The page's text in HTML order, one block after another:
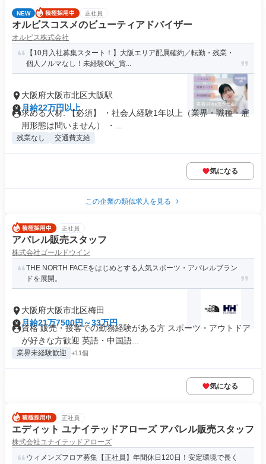
NEW 正社員
オルビスコスメのビューティアドバイザー
オルビス株式会社
【10月入社募集スタート！】大阪エリア配属確約／転勤・残業・
個人ノルマなし！未経験OK_賞...
大阪府大阪市北区大阪駅
月給22万円以上
求める人材: 【必須】 ・社会人経験1年以上（業界・職種・雇
用形態は問いません） ・...
残業なし 交通費支給
気になる
この企業の類似求人を見る
正社員
アパレル販売スタッフ
株式会社ゴールドウイン
THE NORTH FACEをはじめとする人気スポーツ・アパレルブラン
ドを展開。
大阪府大阪市北区梅田
月給21万7500円～33万円
資格 販売・接客での勤務経験がある方 スポーツ・アウトドア
が好きな方歓迎 英語・中国語...
業界未経験歓迎 +11個
気になる
正社員
エディット ユナイテッドアローズ アパレル販売スタッフ
株式会社ユナイテッドアローズ
ウィメンズフロア募集【正社員】年間休日120日！安定環境で長く